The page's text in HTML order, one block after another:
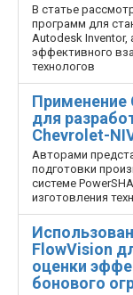
В статье
программ для
Autodesk
эффективного
технологов
Применение
для
Chevrolet-
Авторами
подготовки
системе
изготовления
FlowVision
оценки
бонового